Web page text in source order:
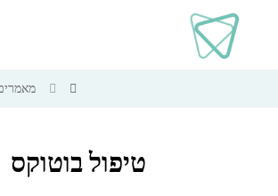
טיפול בוטוקס